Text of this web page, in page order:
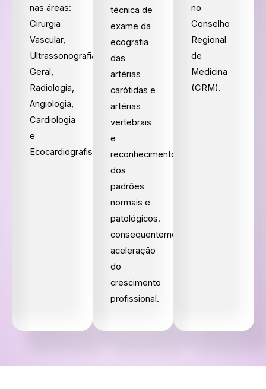
nas áreas:
Cirurgia
Vascular,
Ultrassonografia
Geral,
Radiologia,
Angiologia,
Cardiologia
e
Ecocardiografistas.
técnica de
exame da
ecografia
das
artérias
carótidas e
artérias
vertebrais
e
reconhecimento
dos
padrões
normais e
patológicos.
consequentemente,
aceleração
do
crescimento
profissional.
no
Conselho
Regional
de
Medicina
(CRM).